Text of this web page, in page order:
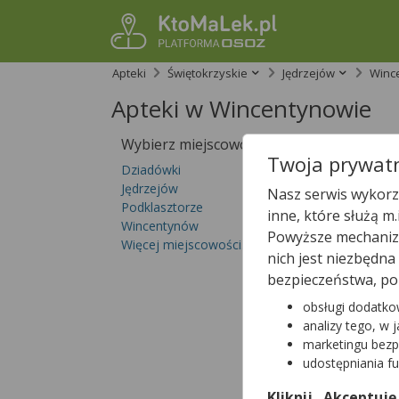
Apteki Świętokrzyskie Jędrzejów
Apteki w Wincentynowie
Wybierz miejscowość
Dziadówki
Jędrzejów
Podklasztorze
Wincentynów
Więcej miejscowości...
Twoja
Nasz serwis
inne, które służą
Powyższe
nich jest
bezpieczeństwa,
obsługi
analizy tego, w
marketingu
udostępniania